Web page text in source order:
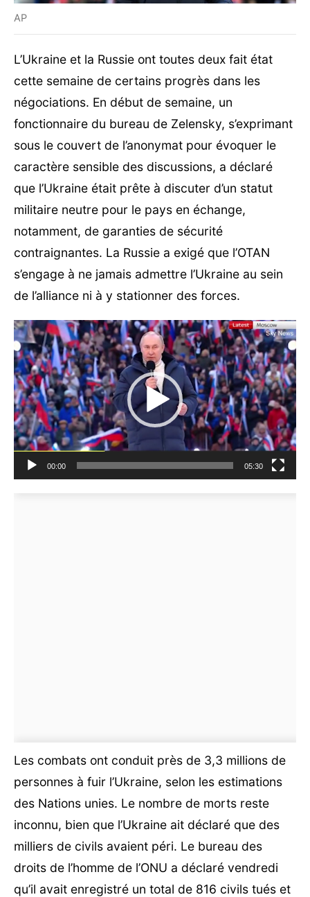
AP
L’Ukraine et la Russie ont toutes deux fait état
cette semaine de certains progrès dans les
négociations. En début de semaine, un
fonctionnaire du bureau de Zelensky, s’exprimant
sous le couvert de l’anonymat pour évoquer le
caractère sensible des discussions, a déclaré
que l’Ukraine était prête à discuter d’un statut
militaire neutre pour le pays en échange,
notamment, de garanties de sécurité
contraignantes. La Russie a exigé que l’OTAN
s’engage à ne jamais admettre l’Ukraine au sein
de l’alliance ni à y stationner des forces.
Lecteur
vidéo
00:00 05:30
Les combats ont conduit près de 3,3 millions de
personnes à fuir l’Ukraine, selon les estimations
des Nations unies. Le nombre de morts reste
inconnu, bien que l’Ukraine ait déclaré que des
milliers de civils avaient péri. Le bureau des
droits de l’homme de l’ONU a déclaré vendredi
qu’il avait enregistré un total de 816 civils tués et